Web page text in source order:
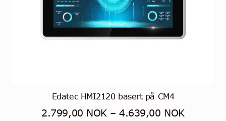
Edatec HMI2120 basert på CM4
2.799,00 NOK – 4.639,00 NOK